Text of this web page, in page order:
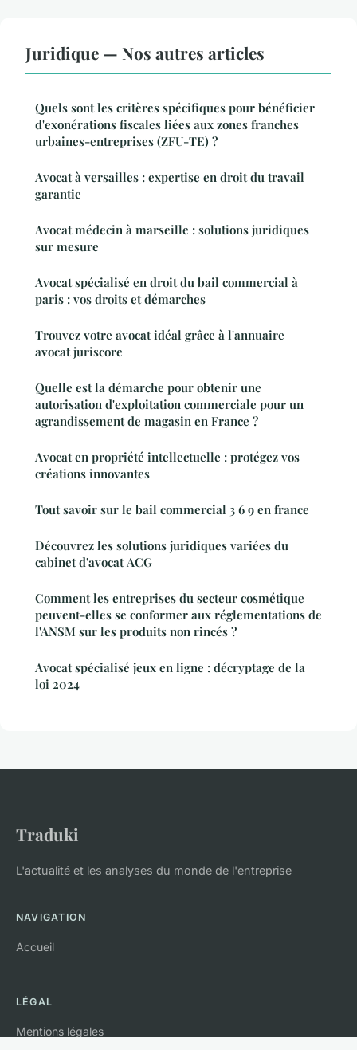
Juridique — Nos autres articles
Quels sont les critères spécifiques pour bénéficier
d'exonérations fiscales liées aux zones franches
urbaines-entreprises (ZFU-TE) ?
Avocat à versailles : expertise en droit du travail
garantie
Avocat médecin à marseille : solutions juridiques
sur mesure
Avocat spécialisé en droit du bail commercial à
paris : vos droits et démarches
Trouvez votre avocat idéal grâce à l'annuaire
avocat juriscore
Quelle est la démarche pour obtenir une
autorisation d'exploitation commerciale pour un
agrandissement de magasin en France ?
Avocat en propriété intellectuelle : protégez vos
créations innovantes
Tout savoir sur le bail commercial 3 6 9 en france
Découvrez les solutions juridiques variées du
cabinet d'avocat ACG
Comment les entreprises du secteur cosmétique
peuvent-elles se conformer aux réglementations de
l'ANSM sur les produits non rincés ?
Avocat spécialisé jeux en ligne : décryptage de la
loi 2024
Traduki
L'actualité et les analyses du monde de l'entreprise
NAVIGATION
Accueil
LÉGAL
Mentions légales